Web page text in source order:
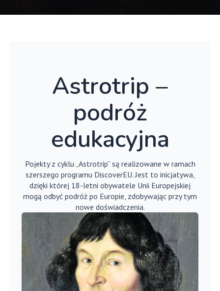
Astrotrip –
podróż
edukacyjna
Pojekty z cyklu „Astrotrip” są realizowane w ramach
szerszego programu DiscoverEU. Jest to inicjatywa,
dzięki której 18-letni obywatele Unii Europejskiej
mogą odbyć podróż po Europie, zdobywając przy tym
nowe doświadczenia.